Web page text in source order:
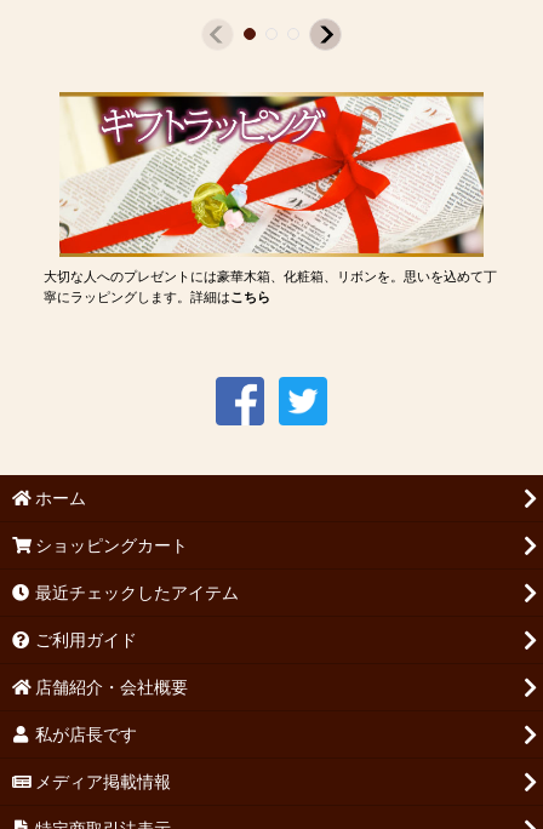
大切な人へのプレゼントには豪華木箱、化粧箱、リボンを。思いを込めて丁
寧にラッピングします。詳細はこちら
ホーム
ショッピングカート
最近チェックしたアイテム
ご利用ガイド
店舗紹介・会社概要
私が店長です
メディア掲載情報